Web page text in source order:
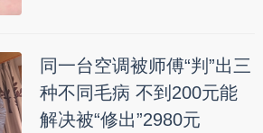
同一台空调被师傅“判”出三
种不同毛病 不到200元能
解决被“修出”2980元